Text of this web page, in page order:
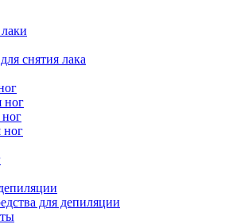
снятия лака
ног
ног
для депиляции